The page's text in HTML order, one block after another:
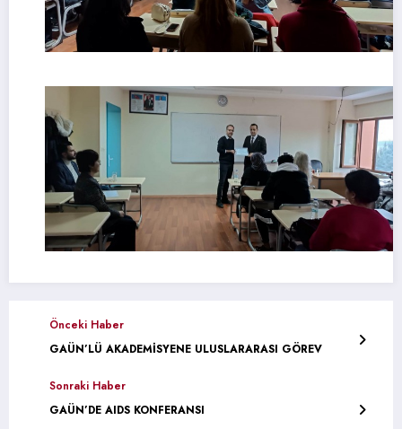
Önceki Haber
GAÜN’LÜ AKADEMİSYENE ULUSLARARASI GÖREV
Sonraki Haber
GAÜN’DE AIDS KONFERANSI